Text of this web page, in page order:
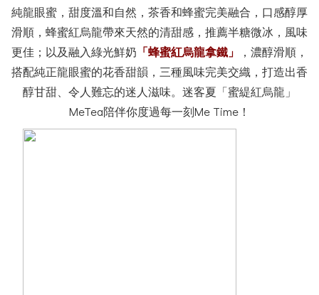
純龍眼蜜，甜度溫和自然，茶香和蜂蜜完美融合，口感醇厚
滑順，蜂蜜紅烏龍帶來天然的清甜感，推薦半糖微冰，風味
更佳；以及融入綠光鮮奶 「蜂蜜紅烏龍拿鐵」
，濃醇滑順，
搭配純正龍眼蜜的花香甜韻，三種風味完美交織，打造出香
醇甘甜、令人難忘的迷人滋味。迷客夏「蜜緹紅烏龍」
MeTea陪伴你度過每一刻Me Time！